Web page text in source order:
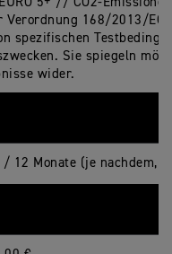
Verordnung 168/2013/EG
spezifischen
Sie spiegeln
wider.
/ 12 Monate (je nachdem,